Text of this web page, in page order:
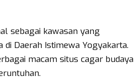
sebagai kawasan yang
di Daerah Istimewa Yogyakarta.
macam situs cagar budaya